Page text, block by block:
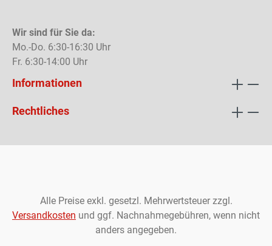
Wir sind für Sie da:
Mo.-Do. 6:30-16:30 Uhr
Fr. 6:30-14:00 Uhr
Informationen
Rechtliches
Alle Preise exkl. gesetzl. Mehrwertsteuer zzgl.
Versandkosten und ggf. Nachnahmegebühren, wenn nicht
anders angegeben.